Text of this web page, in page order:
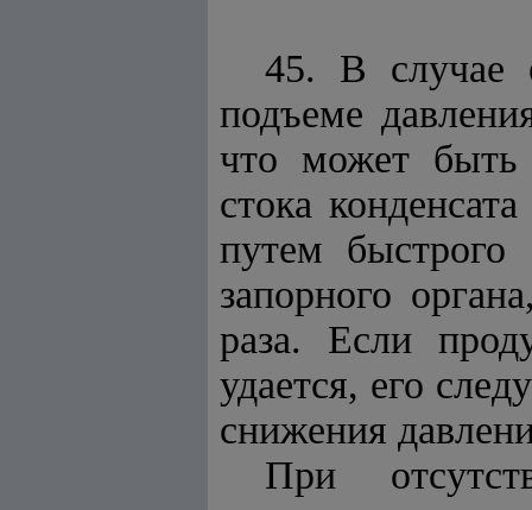
45. В случае
подъеме
что может быть
стока
путем быстрого
запорного
раза. Если
удается, его
снижения
При